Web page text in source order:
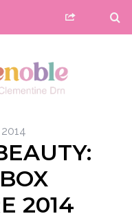
2014